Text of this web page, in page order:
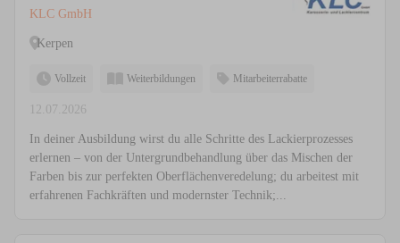
KLC GmbH
Kerpen
Vollzeit Weiterbildungen Mitarbeiterrabatte
12.07.2026
In deiner Ausbildung wirst du alle Schritte des Lackierprozesses
erlernen – von der Untergrundbehandlung über das Mischen der
Farben bis zur perfekten Oberflächenveredelung; du arbeitest mit
erfahrenen Fachkräften und modernster Technik;...